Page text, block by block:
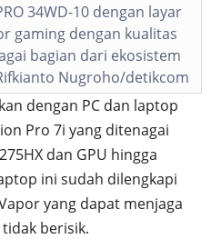
34WD-10 dengan layar
gaming dengan kualitas
bagian dari ekosistem
Nugroho/detikcom
dengan PC dan laptop
Pro 7i yang ditenagai
dan GPU hingga
ini sudah dilengkapi
yang dapat menjaga
berisik.